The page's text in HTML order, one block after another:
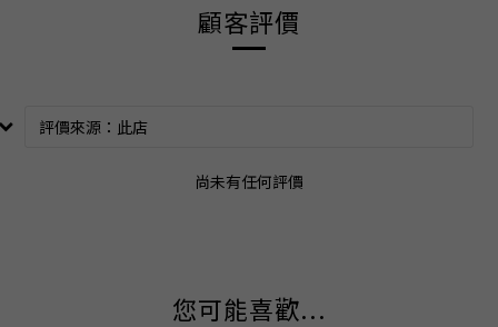
顧客評價
尚未有任何評價
您可能喜歡...